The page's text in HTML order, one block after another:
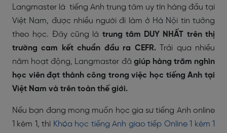
Langmaster là tiếng Anh trung tâm uy tín hàng đầu tại
Việt Nam, được nhiều người đi làm ở Hà Nội tin tưởng
theo học. Đây cũng là trung tâm DUY NHẤT trên thị
trường cam kết chuẩn đầu ra CEFR.Trải qua nhiều
năm hoạt động, Langmaster đã giúp hàng trăm nghìn
học viên đạt thành công trong việc học tiếng Anh tại
Việt Nam và trên toàn thế giới.
Nếu bạn đang mong muốn học gia sư tiếng Anh online
1 kèm 1, thì Khóa học tiếng Anh giao tiếp Online 1 kèm 1